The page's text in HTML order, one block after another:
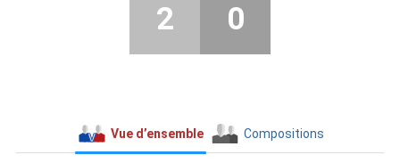
2 0
Vue d’ensemble Compositions